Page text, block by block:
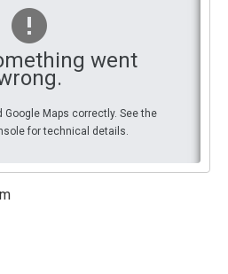
went
Google Maps correctly. See the
for technical details.